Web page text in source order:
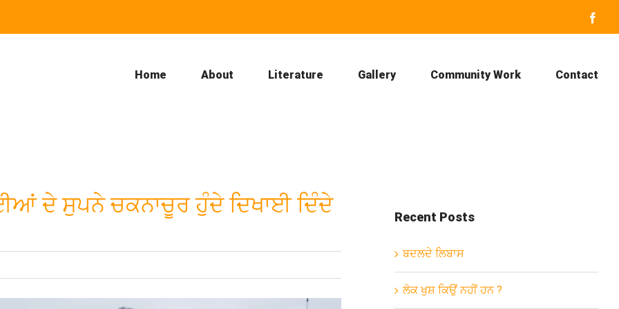
Home About Literature Gallery Community Work Contact
ਦੇ ਸੁਪਨੇ ਚਕਨਾਚੂਰ ਹੁੰਦੇ ਦਿਖਾਈ ਦਿੰਦੇ
Recent Posts
ਬਦਲਦੇ ਲਿਬਾਸ
ਲੋਕ ਖੁਸ਼ ਕਿਉਂ ਨਹੀਂ ਹਨ ?